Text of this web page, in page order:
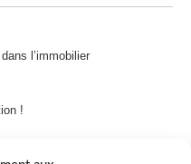
l’immobilier
!